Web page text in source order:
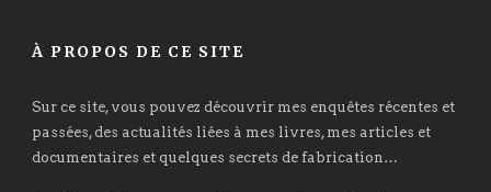
À PROPOS DE CE SITE
Sur ce site, vous pouvez découvrir mes enquêtes récentes et
passées, des actualités liées à mes livres, mes articles et
documentaires et quelques secrets de fabrication…